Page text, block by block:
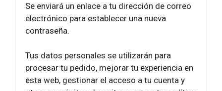
Se enviará un enlace a tu dirección de correo
electrónico para establecer una nueva
contraseña.
Tus datos personales se utilizarán para
procesar tu pedido, mejorar tu experiencia en
esta web, gestionar el acceso a tu cuenta y